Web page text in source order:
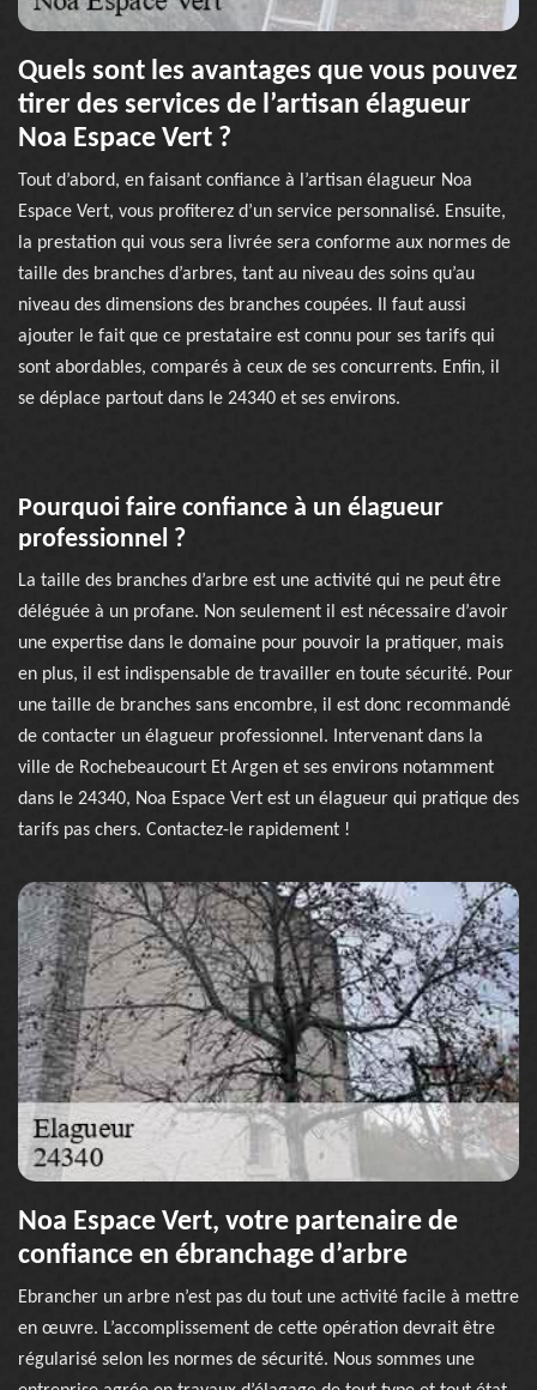
Quels sont les avantages que vous pouvez
tirer des services de l’artisan élagueur
Noa Espace Vert ?
Tout d’abord, en faisant confiance à l’artisan élagueur Noa
Espace Vert, vous profiterez d’un service personnalisé. Ensuite,
la prestation qui vous sera livrée sera conforme aux normes de
taille des branches d’arbres, tant au niveau des soins qu’au
niveau des dimensions des branches coupées. Il faut aussi
ajouter le fait que ce prestataire est connu pour ses tarifs qui
sont abordables, comparés à ceux de ses concurrents. Enfin, il
se déplace partout dans le 24340 et ses environs.
Pourquoi faire confiance à un élagueur
professionnel ?
La taille des branches d’arbre est une activité qui ne peut être
déléguée à un profane. Non seulement il est nécessaire d’avoir
une expertise dans le domaine pour pouvoir la pratiquer, mais
en plus, il est indispensable de travailler en toute sécurité. Pour
une taille de branches sans encombre, il est donc recommandé
de contacter un élagueur professionnel. Intervenant dans la
ville de Rochebeaucourt Et Argen et ses environs notamment
dans le 24340, Noa Espace Vert est un élagueur qui pratique des
tarifs pas chers. Contactez-le rapidement !
Noa Espace Vert, votre partenaire de
confiance en ébranchage d’arbre
Ebrancher un arbre n’est pas du tout une activité facile à mettre
en œuvre. L’accomplissement de cette opération devrait être
régularisé selon les normes de sécurité. Nous sommes une